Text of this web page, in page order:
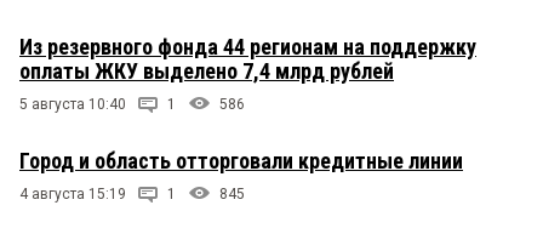
Из резервного фонда 44 регионам на поддержку
оплаты ЖКУ выделено 7,4 млрд рублей
5 августа 10:40 1 586
Город и область отторговали кредитные линии
4 августа 15:19 1 845